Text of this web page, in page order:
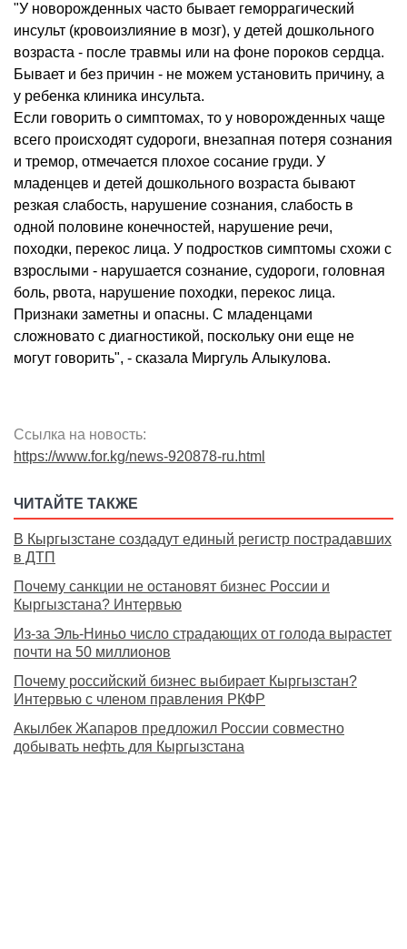
"У новорожденных часто бывает геморрагический
инсульт (кровоизлияние в мозг), у детей дошкольного
возраста - после травмы или на фоне пороков сердца.
Бывает и без причин - не можем установить причину, а
у ребенка клиника инсульта.
Если говорить о симптомах, то у новорожденных чаще
всего происходят судороги, внезапная потеря сознания
и тремор, отмечается плохое сосание груди. У
младенцев и детей дошкольного возраста бывают
резкая слабость, нарушение сознания, слабость в
одной половине конечностей, нарушение речи,
походки, перекос лица. У подростков симптомы схожи с
взрослыми - нарушается сознание, судороги, головная
боль, рвота, нарушение походки, перекос лица.
Признаки заметны и опасны. С младенцами
сложновато с диагностикой, поскольку они еще не
могут говорить", - сказала Миргуль Алыкулова.
Ссылка на новость:
https://www.for.kg/news-920878-ru.html
ЧИТАЙТЕ ТАКЖЕ
В Кыргызстане создадут единый регистр пострадавших
в ДТП
Почему санкции не остановят бизнес России и
Кыргызстана? Интервью
Из-за Эль-Ниньо число страдающих от голода вырастет
почти на 50 миллионов
Почему российский бизнес выбирает Кыргызстан?
Интервью с членом правления РКФР
Акылбек Жапаров предложил России совместно
добывать нефть для Кыргызстана